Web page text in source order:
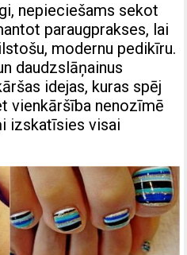
nepieciešams sekot
paraugprakses, lai
modernu pedikīru.
daudzslāņainus
idejas, kuras spēj
vienkāršība nenozīmē
izskatīsies visai